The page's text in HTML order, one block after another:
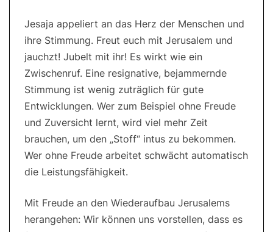
Jesaja appeliert an das Herz der Menschen und
ihre Stimmung. Freut euch mit Jerusalem und
jauchzt! Jubelt mit ihr! Es wirkt wie ein
Zwischenruf. Eine resignative, bejammernde
Stimmung ist wenig zuträglich für gute
Entwicklungen. Wer zum Beispiel ohne Freude
und Zuversicht lernt, wird viel mehr Zeit
brauchen, um den „Stoff“ intus zu bekommen.
Wer ohne Freude arbeitet schwächt automatisch
die Leistungsfähigkeit.
Mit Freude an den Wiederaufbau Jerusalems
herangehen: Wir können uns vorstellen, dass es